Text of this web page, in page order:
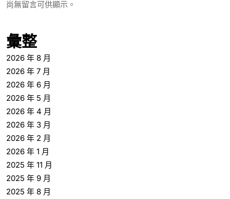
尚無留言可供顯示。
彙整
2026 年 8 月
2026 年 7 月
2026 年 6 月
2026 年 5 月
2026 年 4 月
2026 年 3 月
2026 年 2 月
2026 年 1 月
2025 年 11 月
2025 年 9 月
2025 年 8 月